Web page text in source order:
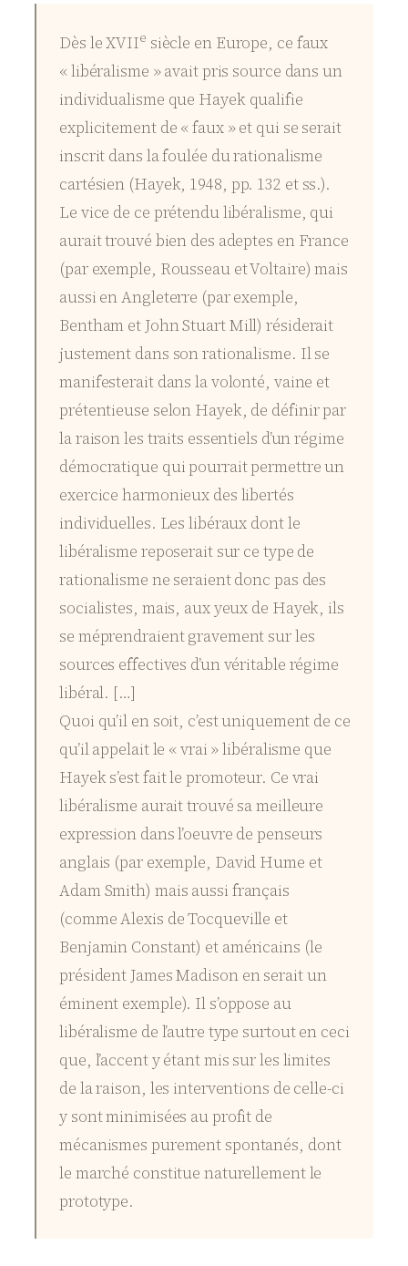
Dès le XVIIe siècle en Europe, ce faux
« libéralisme » avait pris source dans un
individualisme que Hayekqualifie
explicitement de « faux » et qui se serait
inscrit dans la foulée du rationalisme
cartésien (Hayek, 1948, pp. 132 et ss.).
Le vice de ce prétendu libéralisme, qui
aurait trouvé bien des adeptes en France
(par exemple, RousseauetVoltaire) mais
aussi en Angleterre (par exemple,
Bentham et John Stuart Mill) résiderait
justement dans son rationalisme. Il se
manifesterait dans la volonté, vaine et
prétentieuse selon Hayek, de définir par
la raison les traits essentiels d’un régime
démocratique qui pourrait permettre un
exercice harmonieux des libertés
individuelles. Les libéraux dont le
libéralisme reposerait sur ce type de
rationalisme ne seraient donc pas des
socialistes, mais, aux yeux de Hayek, ils
se méprendraient gravement sur les
sources effectives d’un véritable régime
libéral. […]
Quoi qu’il en soit, c’est uniquement de ce
qu’il appelait le « vrai » libéralisme que
Hayeks’est fait le promoteur. Ce vrai
libéralisme aurait trouvé sa meilleure
expression dans l’oeuvre de penseurs
anglais (par exemple, David Hume et
Adam Smith) mais aussi français
(commeAlexis de Tocqueville et
Benjamin Constant) et américains (le
président James Madisonen serait un
éminent exemple). Il s’oppose au
libéralisme de l’autre type surtout en ceci
que, l’accent y étant mis sur les limites
de la raison, les interventions de celle-ci
y sont minimisées au profit de
mécanismes purement spontanés, dont
le marché constitue naturellement le
prototype.